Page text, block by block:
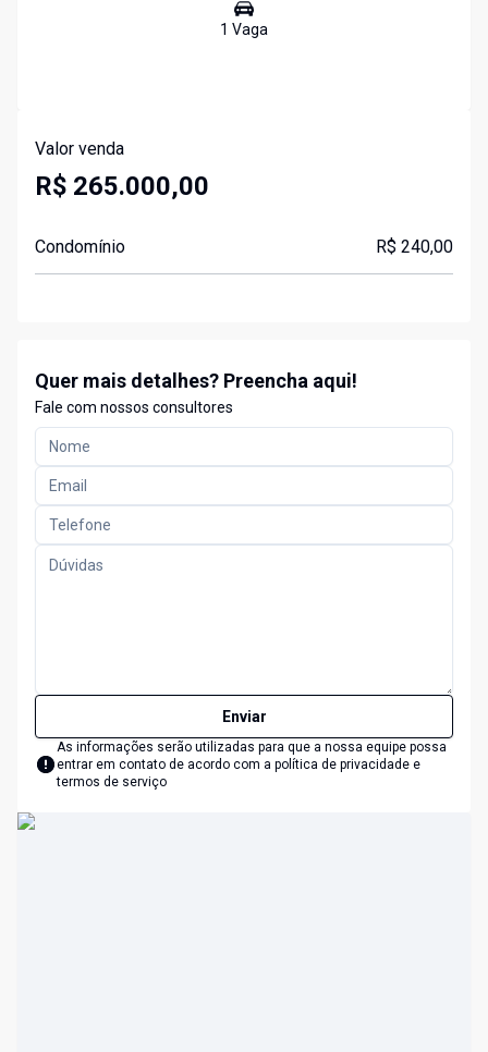
1 Vaga
Valor venda
R$ 265.000,00
Condomínio R$ 240,00
Quer mais detalhes? Preencha aqui!
Fale com nossos consultores
Enviar
As informações serão utilizadas para que a nossa equipe possa
entrar em contato de acordo com a política de privacidade e
termos de serviço